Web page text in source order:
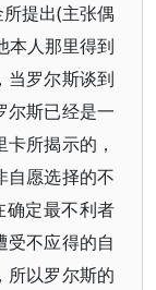
提出(主张偶
本人那里得到
当罗尔斯谈到
尔斯已经是一
所揭示的，
自愿选择的不
确定最不利者
受不应得的自
所以罗尔斯的